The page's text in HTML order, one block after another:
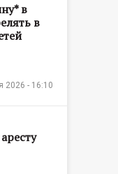
в
в
2026 - 16:10